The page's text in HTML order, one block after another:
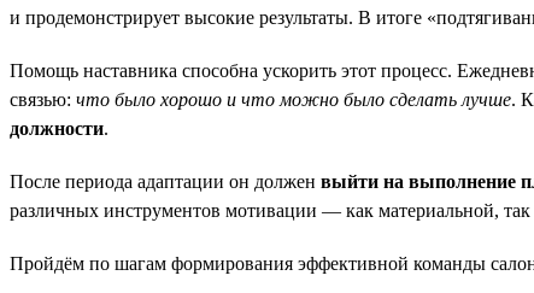
и продемонстрирует высокие результаты. В итоге
Помощь наставника способна ускорить этот процесс.
связью: что было хорошо и что можно было сделать лучше.
должности.
После периода адаптации он должен выйти на выполнение
различных инструментов мотивации — как материальной, так
Пройдём по шагам формирования эффективной команды